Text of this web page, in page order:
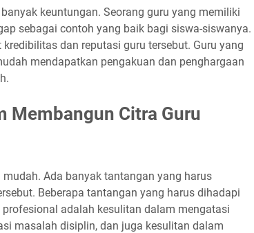
keuntungan. Seorang guru yang memiliki
sebagai contoh yang baik bagi siswa-siswanya.
dan reputasi guru tersebut. Guru yang
mendapatkan pengakuan dan penghargaan
Membangun Citra Guru
Ada banyak tantangan yang harus
Beberapa tantangan yang harus dihadapi
adalah kesulitan dalam mengatasi
masalah disiplin, dan juga kesulitan dalam